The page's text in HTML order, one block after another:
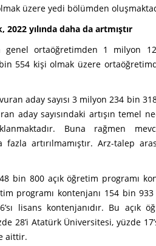
üzere yedi bölümden
yılında daha da artmıştır
genel ortaöğretimden 1 milyon
554 kişi olmak üzere
aday sayısı 3 milyon 234 bin
aday sayısındaki artışın temel
Buna rağmen
fazla artırılmamıştır. Arz-talep
bin 800 açık öğretim programı
programı kontenjanı 154 bin
lisans kontenjanıdır. Bu açık
28’i Atatürk Üniversitesi, yüzde
aittir.